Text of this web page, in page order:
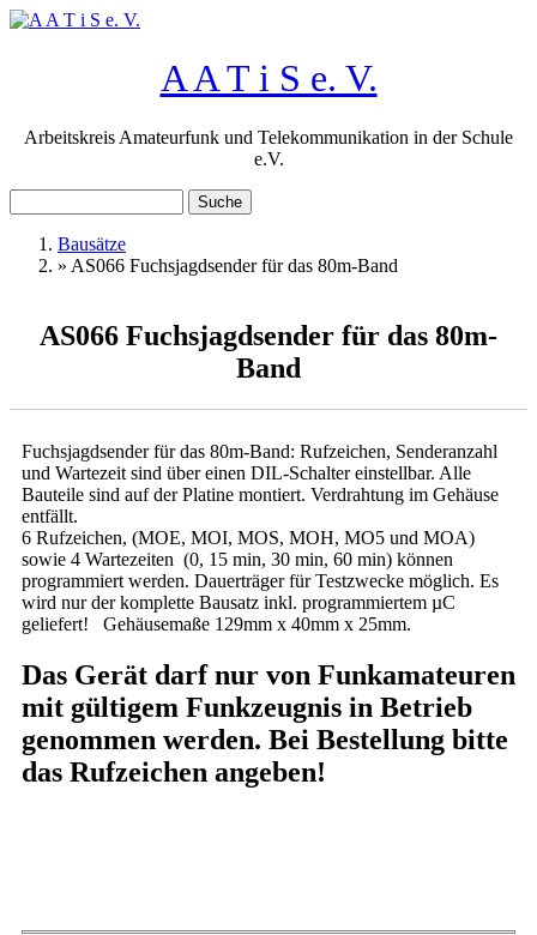
Direkt zum Inhalt
A A T i S e. V.
Arbeitskreis Amateurfunk und Telekommunikation in der Schule
e.V.
Sie sind hier
Bausätze
» AS066 Fuchsjagdsender für das 80m-Band
AS066 Fuchsjagdsender für das 80m-
Band
Fuchsjagdsender für das 80m-Band: Rufzeichen, Senderanzahl
und Wartezeit sind über einen DIL-Schalter einstellbar. Alle
Bauteile sind auf der Platine montiert. Verdrahtung im Gehäuse
entfällt.
6 Rufzeichen, (MOE, MOI, MOS, MOH, MO5 und MOA)
sowie 4 Wartezeiten (0, 15 min, 30 min, 60 min) können
programmiert werden. Dauerträger für Testzwecke möglich. Es
wird nur der komplette Bausatz inkl. programmiertem µC
geliefert! Gehäusemaße 129mm x 40mm x 25mm.
Das Gerät darf nur von Funkamateuren
mit gültigem Funkzeugnis in Betrieb
genommen werden. Bei Bestellung bitte
das Rufzeichen angeben!